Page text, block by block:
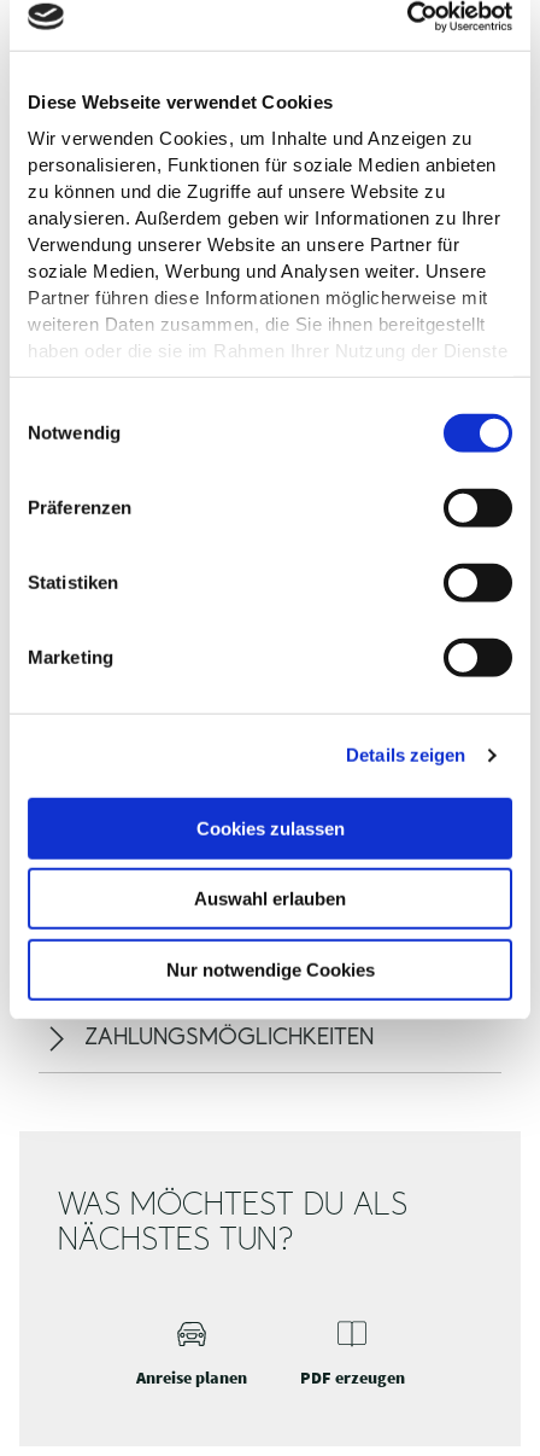
Diese Webseite verwendet Cookies
Wir verwenden Cookies, um Inhalte und Anzeigen zu
personalisieren, Funktionen für soziale Medien anbieten
zu können und die Zugriffe auf unsere Website zu
analysieren. Außerdem geben wir Informationen zu Ihrer
Verwendung unserer Website an unsere Partner für
soziale Medien, Werbung und Analysen weiter. Unsere
Partner führen diese Informationen möglicherweise mit
weiteren Daten zusammen, die Sie ihnen bereitgestellt
haben oder die sie im Rahmen Ihrer Nutzung der Dienste
gesammelt haben.
Notwendig
Präferenzen
Statistiken
Marketing
Details zeigen
Cookies zulassen
Auswahl erlauben
Nur notwendige Cookies
AUF DER KARTE
Kies- und Schotterwerk Kreuzfeld GmbH & Co KG
Plöner Str. 20
23714 Malente - Kreuzfeld
Deutschland
Tel.: 045239842730
Anreise planen
ALLGEMEINE INFORMATIONEN
ZAHLUNGSMÖGLICHKEITEN
WAS MÖCHTEST DU ALS
NÄCHSTES TUN?
Anreise planen PDF erzeugen